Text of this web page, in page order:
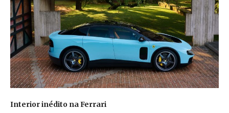
Interior inédito na Ferrari